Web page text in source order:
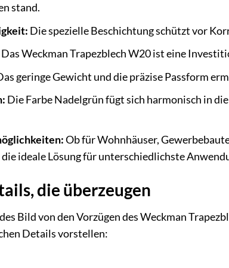
stand.
Die spezielle Beschichtung schützt vor
Das Weckman Trapezblech W20 ist eine
geringe Gewicht und die präzise Passform
Die Farbe Nadelgrün fügt sich harmonisch in
Ob für Wohnhäuser,
ideale Lösung für unterschiedlichste
die überzeugen
Bild von den Vorzügen des Weckman
Details vorstellen: